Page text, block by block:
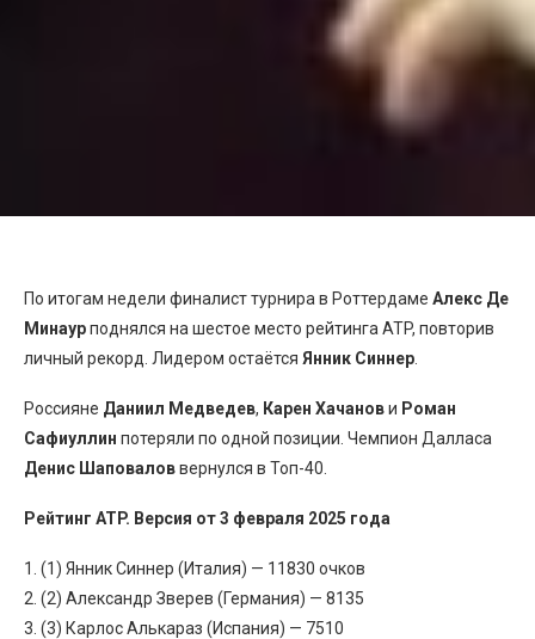
По итогам недели финалист турнира в Роттердаме Алекс Де
Минаурподнялся на шестое место рейтинга ATP, повторив
личный рекорд. Лидером остаётся Янник Синнер
Россияне Даниил Медведев, Карен Хачанови Роман
Сафиуллин потеряли по одной позиции. Чемпион Далласа
Денис Шаповаловвернулся в Топ-40.
Рейтинг ATP. Версия от 3 февраля 2025 года
1. (1) Янник Синнер (Италия) — 11830 очков
2. (2) Александр Зверев (Германия) — 8135
3. (3) Карлос Алькараз (Испания) — 7510